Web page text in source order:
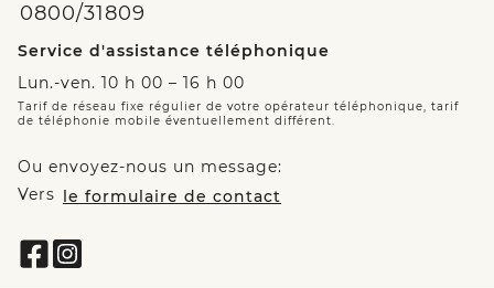
0800/31809
Service d'assistance téléphonique
Lun.-ven. 10 h 00 – 16 h 00
Tarif de réseau fixe régulier de votre opérateur téléphonique, tarif
de téléphonie mobile éventuellement différent.
Ou envoyez-nous un message:
Vers le formulaire de contact